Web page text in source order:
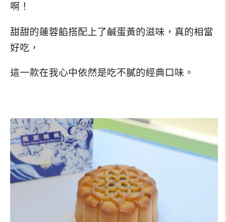
啊！
甜甜的蓮蓉餡搭配上了鹹蛋黃的滋味，真的相當
好吃，
這一款在我心中依然是吃不膩的經典口味。